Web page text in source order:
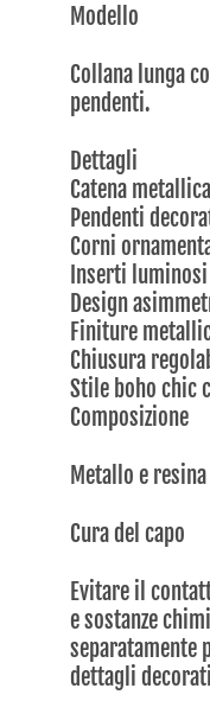
Modello
Collana lunga
pendenti.
Dettagli
Catena
Pendenti
Corni
Inserti
Design
Finiture
Chiusura
Stile boho chic
Composizione
Metallo e resina
Cura del capo
Evitare il
e sostanze
separatamente
dettagli